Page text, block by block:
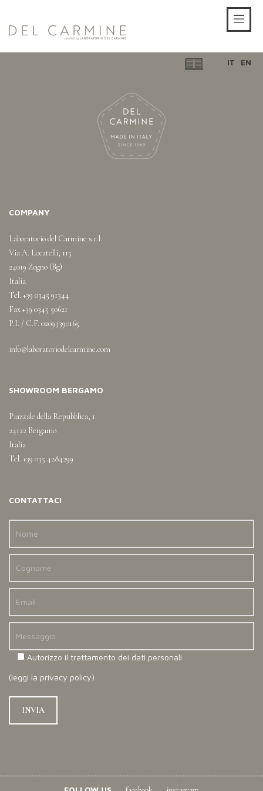
IT EN
COMPANY
Laboratorio del Carmine s.r.l.
Via A. Locatelli, 115
24019 Zogno (Bg)
Italia
Tel. +39 0345 91344
Fax +39 0345 50621
P.I. / C.F. 02093390165
info@laboratoriodelcarmine.com
SHOWROOM BERGAMO
Piazzale della Repubblica, 1
24122 Bergamo
Italia
Tel. +39 035 4284299
CONTATTACI
Autorizzo il trattamento dei dati personali
(leggi la privacy policy)